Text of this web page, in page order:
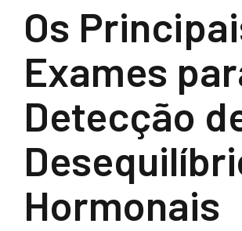
Os
Exames
Detecção
Hormonais